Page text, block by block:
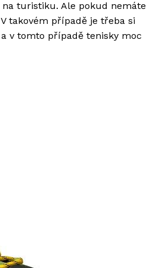
turistiku. Ale pokud nemáte
takovém případě je třeba si
v tomto případě tenisky moc